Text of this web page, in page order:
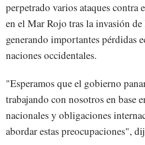
perpetrado varios ataques contra
en el Mar Rojo tras la invasión de
generando importantes pérdidas
naciones occidentales.
"Esperamos que el gobierno
trabajando con nosotros en base
nacionales y obligaciones
abordar estas preocupaciones",